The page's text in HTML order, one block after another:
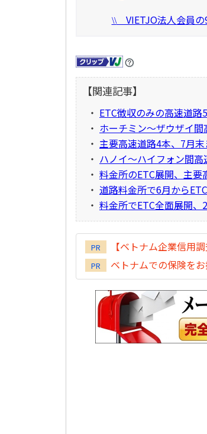
\\VIETJO法人会員の
【関連記事】
・ ETC徴収のみの高速道
・ ホーチミン～ザウザイ
・ 主要高速道路4本、7月
・ ハノイ～ハイフォン間
・ 料金所のETC展開、主
・ 道路料金所で6月から
・ 料金所でETC全面展開、
PR 【ベトナム企業信用
PR ベトナムでの保険を